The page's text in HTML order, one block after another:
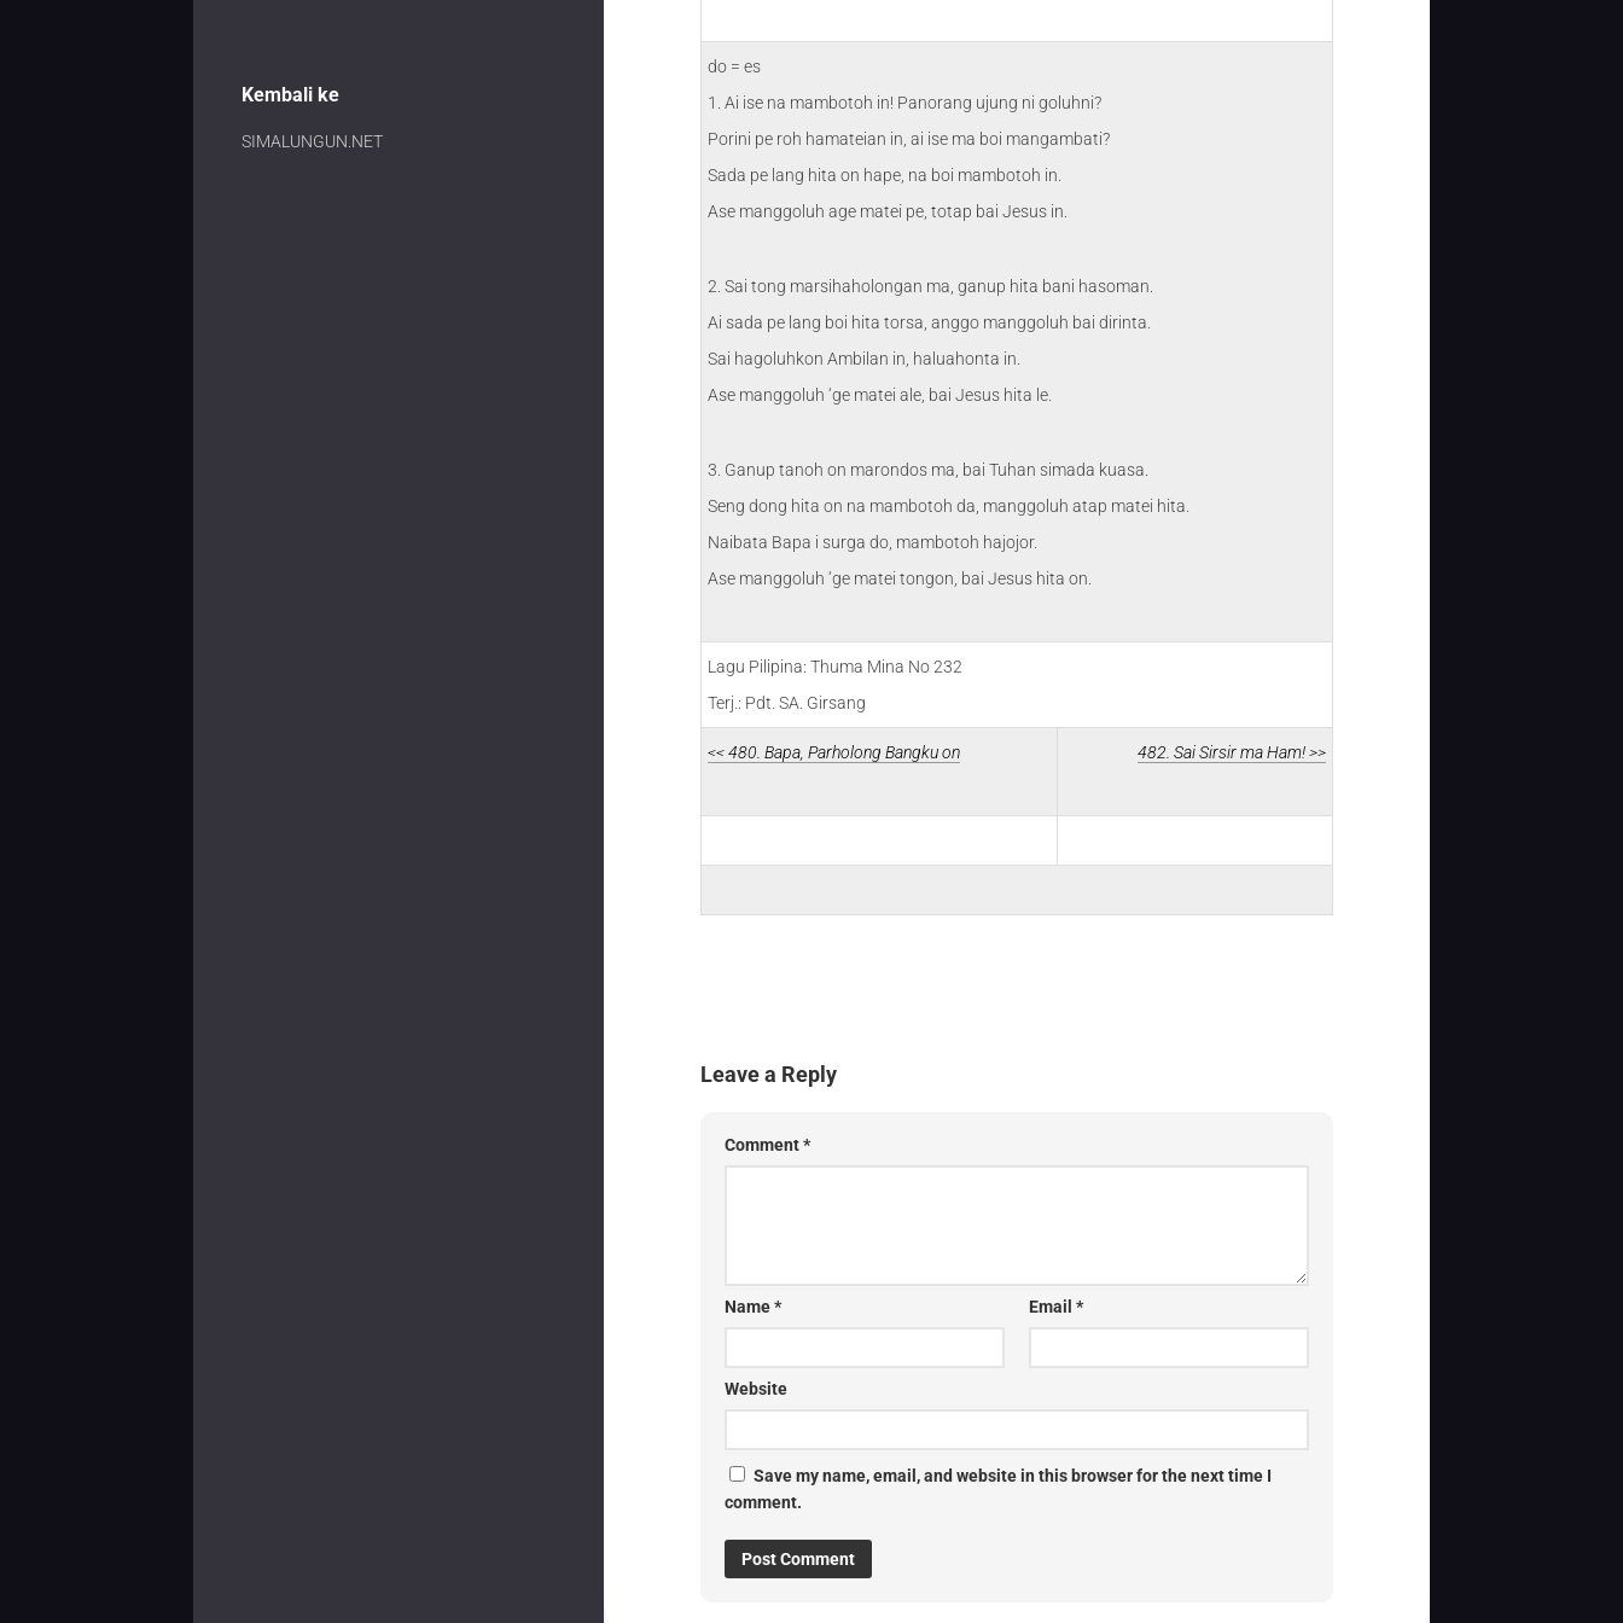
Kembali ke
SIMALUNGUN.NET
do = es
1. Ai ise na mambotoh in! Panorang ujung ni goluhni?
Porini pe roh hamateian in, ai ise ma boi mangambati?
Sada pe lang hita on hape, na boi mambotoh in.
Ase manggoluh age matei pe, totap bai Jesus in.
2. Sai tong marsihaholongan ma, ganup hita bani hasoman.
Ai sada pe lang boi hita torsa, anggo manggoluh bai dirinta.
Sai hagoluhkon Ambilan in, haluahonta in.
Ase manggoluh ‘ge matei ale, bai Jesus hita le.
3. Ganup tanoh on marondos ma, bai Tuhan simada kuasa.
Seng dong hita on na mambotoh da, manggoluh atap matei hita.
Naibata Bapa i surga do, mambotoh hajojor.
Ase manggoluh ‘ge matei tongon, bai Jesus hita on.
Lagu Pilipina: Thuma Mina No 232
Terj.: Pdt. SA. Girsang
<< 480. Bapa, Parholong Bangku on 482. Sai Sirsir ma Ham! >>
Leave a Reply
Comment*
Name* Email *
Website
Save my name, email, and website in this browser for the next time I
comment.